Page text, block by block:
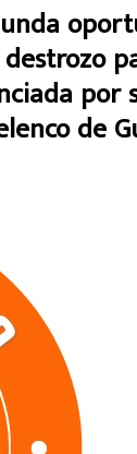
por
de